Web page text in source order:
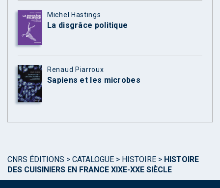
Michel Hastings
La disgrâce politique
Renaud Piarroux
Sapiens et les microbes
CNRS ÉDITIONS > CATALOGUE > HISTOIRE > HISTOIRE
DES CUISINIERS EN FRANCE XIXE-XXE SIÈCLE